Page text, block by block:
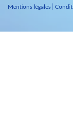
Mentions légales